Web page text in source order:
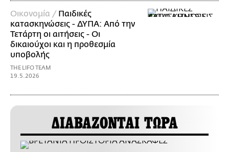
Οικονομία / Παιδικές
κατασκηνώσεις - ΔΥΠΑ: Από την
Τετάρτη οι αιτήσεις - Οι
δικαιούχοι και η προθεσμία
υποβολής
THE LIFO TEAM
19.5.2026
ΔΙΑΒΑΖΟΝΤΑΙ ΤΩΡΑ